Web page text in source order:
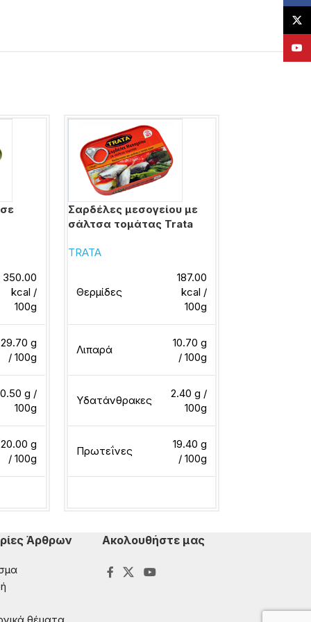
350.00
kcal /
100g
29.70 g
/ 100g
0.50 g /
100g
20.00 g
/ 100g
Σαρδέλες μεσογείου με
σάλτσα τομάτας Trata
TRATA
Θερμίδες
187.00
kcal /
100g
Λιπαρά
10.70 g
/ 100g
Υδατάνθρακες
2.40 g /
100g
Πρωτεΐνες
19.40 g
/ 100g
Άρθρων Ακολουθήστε μας